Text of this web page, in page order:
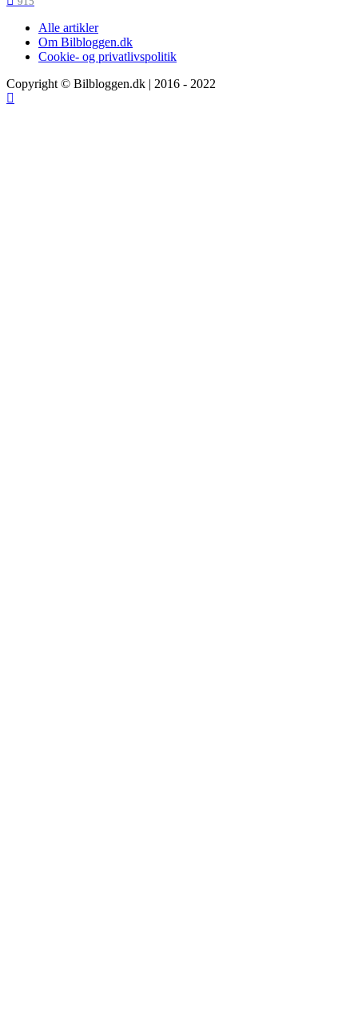
Alle artikler
Om Bilbloggen.dk
Cookie- og privatlivspolitik
Copyright © Bilbloggen.dk | 2016 - 2022